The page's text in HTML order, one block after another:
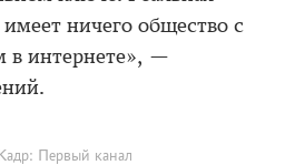
ничего общество с
в интернете», —
Первый канал